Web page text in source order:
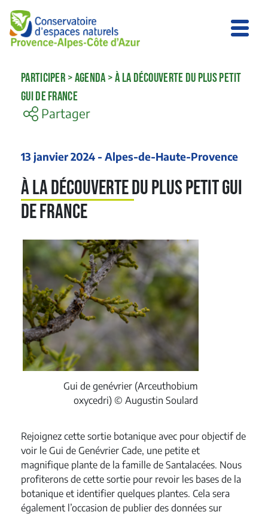
PARTICIPER >AGENDA >À LA DÉCOUVERTE DU PLUS PETIT
GUI DE FRANCE
Partager
13 janvier 2024 - Alpes-de-Haute-Provence
À la découverte du plus petit Gui
de France
Gui de genévrier (Arceuthobium
oxycedri) © Augustin Soulard
Rejoignez cette sortie botanique avec pour objectif de
voir le Gui de Genévrier Cade, une petite et
magnifique plante de la famille de Santalacées. Nous
profiterons de cette sortie pour revoir les bases de la
botanique et identifier quelques plantes. Cela sera
également l’occasion de publier des données sur